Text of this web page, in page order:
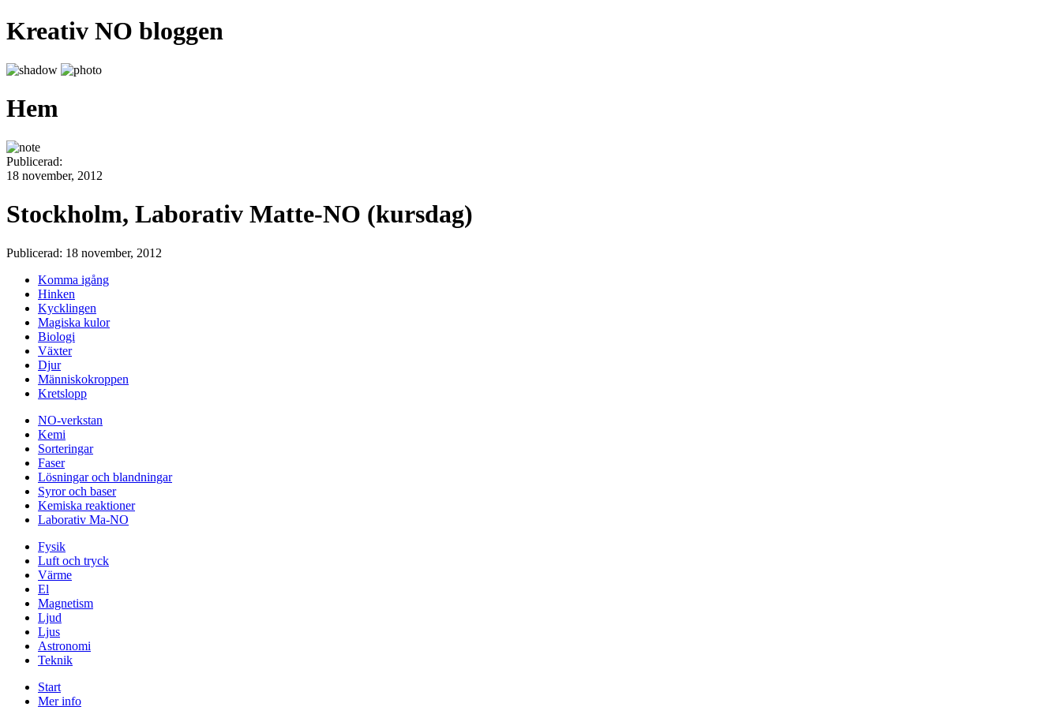
Kreativ NO bloggen
Hem
Publicerad:
18 november, 2012
Stockholm, Laborativ Matte-NO (kursdag)
Publicerad: 18 november, 2012
Komma igång
Hinken
Kycklingen
Magiska kulor
Biologi
Växter
Djur
Människokroppen
Kretslopp
NO-verkstan
Kemi
Sorteringar
Faser
Lösningar och blandningar
Syror och baser
Kemiska reaktioner
Laborativ Ma-NO
Fysik
Luft och tryck
Värme
El
Magnetism
Ljud
Ljus
Astronomi
Teknik
Start
Mer info